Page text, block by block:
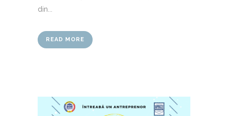
din...
READ MORE